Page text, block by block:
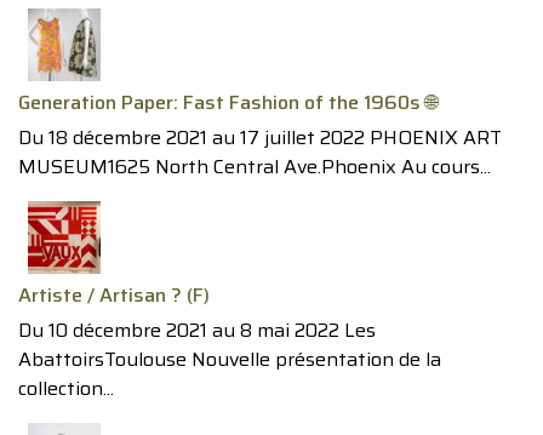
Generation Paper: Fast Fashion of the 1960s 🌐
Du 18 décembre 2021 au 17 juillet 2022 PHOENIX ART
MUSEUM1625 North Central Ave.Phoenix Au cours...
Artiste / Artisan ? (F)
Du 10 décembre 2021 au 8 mai 2022 Les
AbattoirsToulouse Nouvelle présentation de la
collection...